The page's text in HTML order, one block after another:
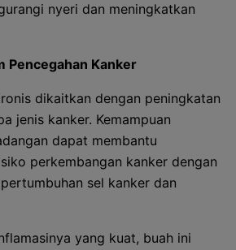
nyeri dan meningkatkan
Pencegahan Kanker
dikaitkan dengan peningkatan
jenis kanker. Kemampuan
dapat membantu
perkembangan kanker dengan
sel kanker dan
yang kuat, buah ini